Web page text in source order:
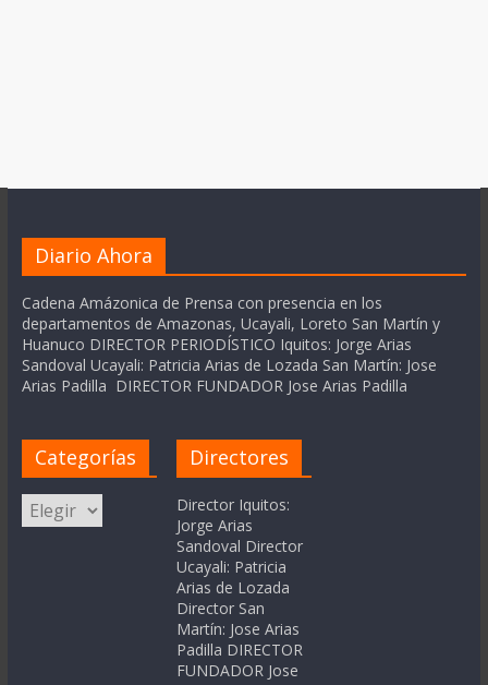
Diario Ahora
Cadena Amázonica de Prensa con presencia en los
departamentos de Amazonas, Ucayali, Loreto San Martín y
Huanuco DIRECTOR PERIODÍSTICO Iquitos: Jorge Arias
Sandoval Ucayali: Patricia Arias de Lozada San Martín: Jose
Arias Padilla DIRECTOR FUNDADOR Jose Arias Padilla
Categorías
Categorías
Directores
Director Iquitos:
Jorge Arias
Sandoval Director
Ucayali: Patricia
Arias de Lozada
Director San
Martín: Jose Arias
Padilla DIRECTOR
FUNDADOR Jose